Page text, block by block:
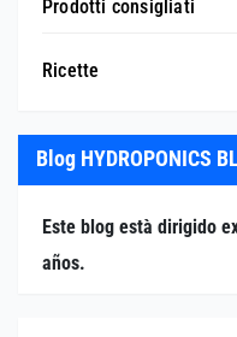
Prodotti consigliati
Ricette
Blog HYDROPONICS
Este blog està dirigido
años.